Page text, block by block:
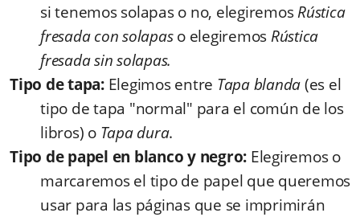
si tenemos solapas o no, elegiremosRústica
fresada con solapaso elegiremos Rústica
fresada sin solapas.
Tipo de tapa:Elegimos entre Tapa blanda(es el
tipo de tapa "normal" para el común de los
libros) o Tapa dura.
Tipo de papel en blanco y negro: Elegiremos o
marcaremos el tipo de papel que queremos
usar para las páginas que se imprimirán